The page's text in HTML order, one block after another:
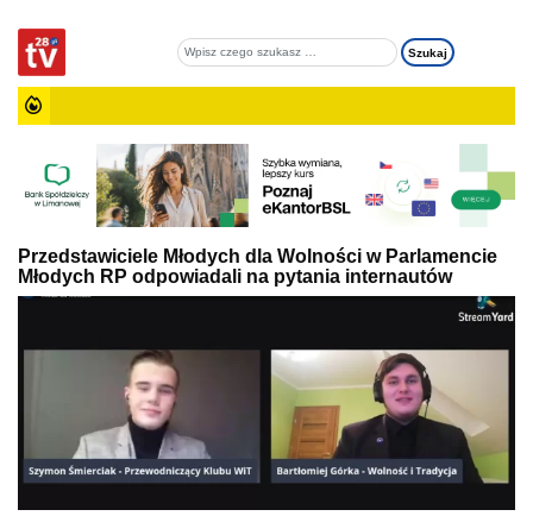
Przedstawiciele Młodych dla Wolności w Parlamencie
Młodych RP odpowiadali na pytania internautów